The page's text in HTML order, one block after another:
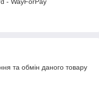
та обмін даного товару